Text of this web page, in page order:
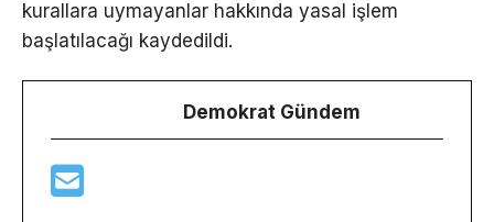
kurallara uymayanlar hakkında yasal işlem
başlatılacağı kaydedildi.
Demokrat Gündem